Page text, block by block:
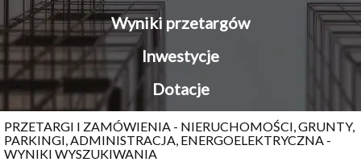
Wyniki przetargów
Inwestycje
Dotacje
PRZETARGI I ZAMÓWIENIA - NIERUCHOMOŚCI, GRUNTY,
PARKINGI, ADMINISTRACJA, ENERGOELEKTRYCZNA -
WYNIKI WYSZUKIWANIA